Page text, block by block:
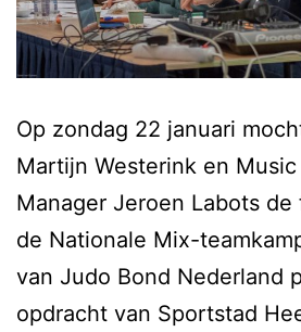
Op zondag 22 januari
Martijn Westerink en Music
Manager Jeroen Labots
de Nationale Mix-
van Judo Bond Nederland
opdracht van Sportstad